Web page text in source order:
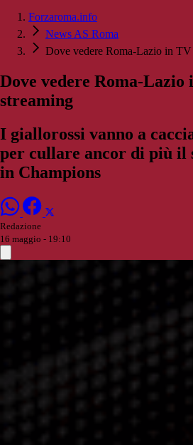
Forzaroma.info
News AS Roma
Dove vedere Roma-Lazio in
Dove vedere Roma-
streaming
I giallorossi vanno a
per cullare ancor di più il
in Champions
Redazione
16 maggio - 19:10